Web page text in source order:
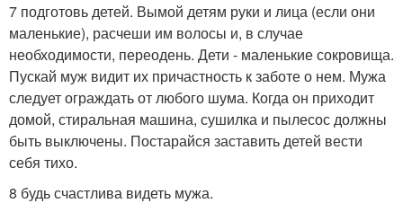
7 подготовь детей. Вымой детям руки и лица (если они
маленькие), расчеши им волосы и, в случае
необходимости, переодень. Дети - маленькие сокровища.
Пускай муж видит их причастность к заботе о нем. Мужа
следует ограждать от любого шума. Когда он приходит
домой, стиральная машина, сушилка и пылесос должны
быть выключены. Постарайся заставить детей вести
себя тихо.
8 будь счастлива видеть мужа.